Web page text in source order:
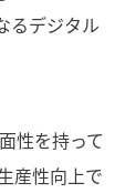
るデジタル
性を持って
産性向上で